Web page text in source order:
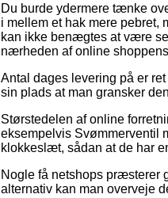
Du burde ydermere tænke
i mellem et hak mere pebret,
kan ikke benægtes at være
nærheden af online
Antal dages levering på er
sin plads at man gransker
Størstedelen af online
eksempelvis Svømmerventil
klokkeslæt, sådan at de har
Nogle få netshops præsterer
alternativ kan man overveje